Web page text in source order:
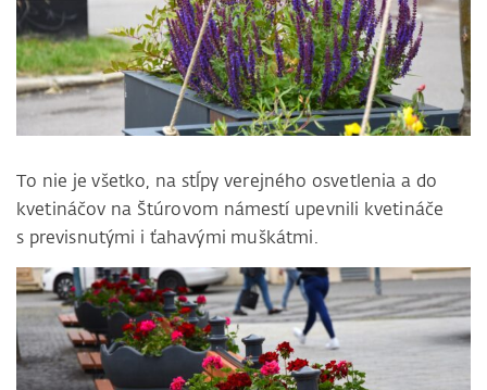
To nie je všetko, na stĺpy verejného osvetlenia a do
kvetináčov na Štúrovom námestí upevnili kvetináče
s previsnutými i ťahavými muškátmi.